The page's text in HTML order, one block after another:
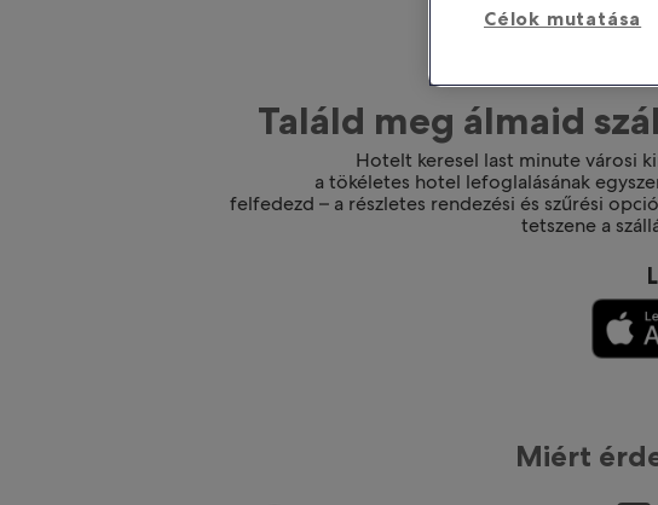
Találd meg álmaid
Hotelt keresel last minute városi
a tökéletes hotel lefoglalásának
felfedezd – a részletes rendezési és szűrési
tetszene a
Miért
Célok mutatása